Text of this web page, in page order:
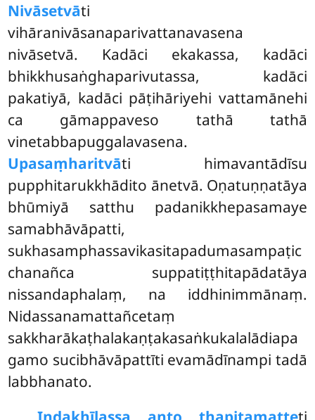
Nivāsetvāti
vihāranivāsanaparivattanavasena
nivāsetvā. Kadāci ekakassa, kadāci
bhikkhusaṅghaparivutassa, kadāci
pakatiyā, kadāci pāṭihāriyehi vattamānehi
ca gāmappaveso tathā tathā
vinetabbapuggalavasena.
Upasaṃharitvāti himavantādīsu
pupphitarukkhādito ānetvā. Oṇatuṇṇatāya
bhūmiyā satthu padanikkhepasamaye
samabhāvāpatti,
sukhasamphassavikasitapadumasampaṭic
chanañca suppatiṭṭhitapādatāya
nissandaphalaṃ, na iddhinimmānaṃ.
Nidassanamattañcetaṃ
sakkharākaṭhalakaṇṭakasaṅkukalalādiapa
gamo sucibhāvāpattīti evamādīnampi tadā
labbhanato.